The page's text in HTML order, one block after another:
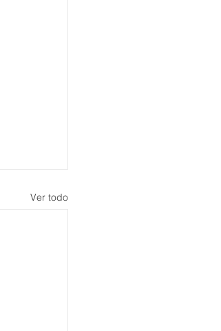
Ver todo